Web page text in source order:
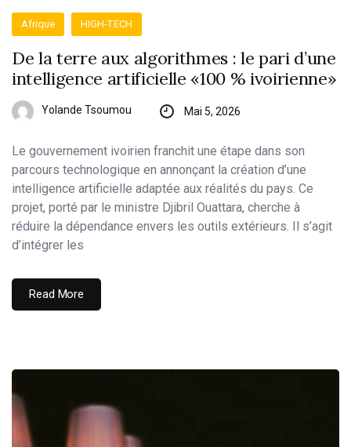
Afrique HIGH-TECH
De la terre aux algorithmes : le pari d’une
intelligence artificielle «100 % ivoirienne»
Yolande Tsoumou Mai 5, 2026
​Le gouvernement ivoirien franchit une étape dans son
parcours technologique en annonçant la création d’une
intelligence artificielle adaptée aux réalités du pays. Ce
projet, porté par le ministre Djibril Ouattara, cherche à
réduire la dépendance envers les outils extérieurs. Il s’agit
d’intégrer les
Read More